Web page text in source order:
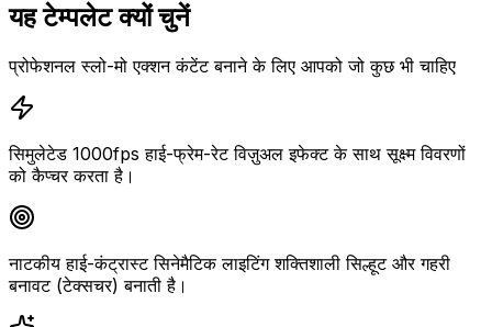
यह टेम्पलेट क्यों चुनें
प्रोफेशनल स्लो-मो एक्शन कंटेंट बनाने के लिए आपको जो कुछ भी चाहिए
सिमुलेटेड 1000fps हाई-फ्रेम-रेट विज़ुअल इफेक्ट के साथ सूक्ष्म विवरणों
को कैप्चर करता है।
नाटकीय हाई-कंट्रास्ट सिनेमैटिक लाइटिंग शक्तिशाली सिल्हूट और गहरी
बनावट (टेक्सचर) बनाती है।